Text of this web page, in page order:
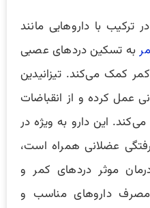
به تسکین دردهای عصبی
کمک می‌کند. تیزانیدین
عمل کرده و از انقباضات
این دارو به ویژه در
عضلانی همراه است،
موثر دردهای کمر و
داروهای مناسب و